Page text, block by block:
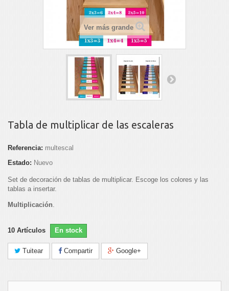
Ver más grande
Tabla de multiplicar de las escaleras
Referencia: multescal
Estado: Nuevo
Set de decoración de tablas de multiplicar. Escoge los colores y las
tablas a insertar.
Multiplicación.
10 Artículos En stock
Tuitear Compartir Google+